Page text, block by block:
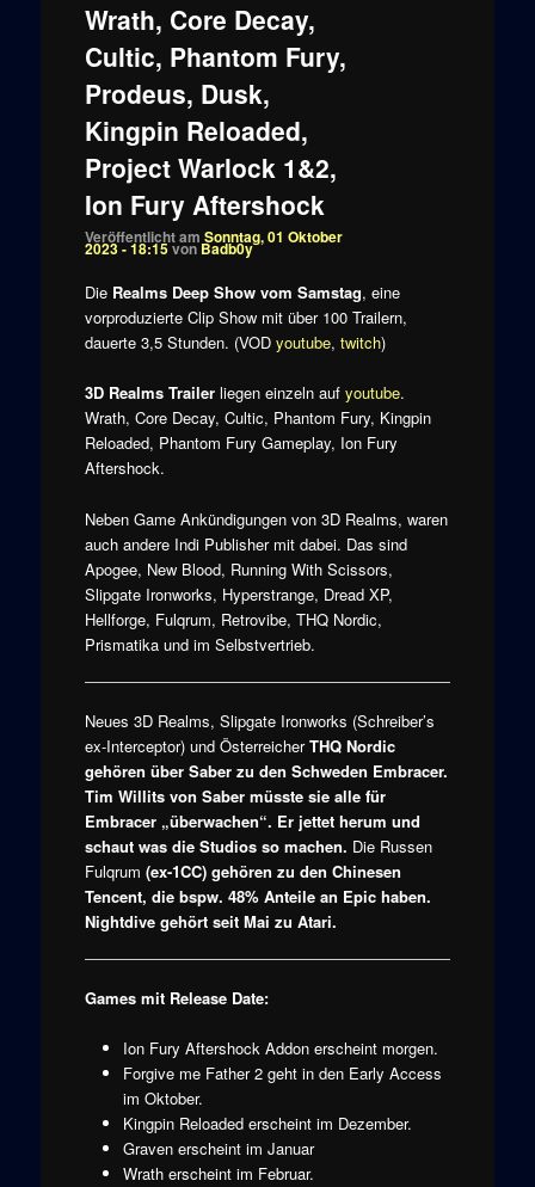
Wrath, Core Decay,
Cultic, Phantom Fury,
Prodeus, Dusk,
Kingpin Reloaded,
Project Warlock 1&2,
Ion Fury Aftershock
Veröffentlicht am Sonntag, 01 Oktober
2023 - 18:15vonBadb0y
Die Realms Deep Show vom Samstag, eine
vorproduzierte Clip Show mit über 100 Trailern,
dauerte 3,5 Stunden. (VOD youtube, twitch)
3D Realms Trailerliegen einzeln auf youtube.
Wrath, Core Decay, Cultic, Phantom Fury, Kingpin
Reloaded, Phantom Fury Gameplay, Ion Fury
Aftershock.
Neben Game Ankündigungen von 3D Realms, waren
auch andere Indi Publisher mit dabei. Das sind
Apogee, New Blood, Running With Scissors,
Slipgate Ironworks, Hyperstrange, Dread XP,
Hellforge, Fulqrum, Retrovibe, THQ Nordic,
Prismatika und im Selbstvertrieb.
Neues 3D Realms, Slipgate Ironworks (Schreiber’s
ex-Interceptor) und ÖsterreicherTHQ Nordic
gehören über Saber zu den Schweden Embracer.
Tim Willits von Saber müsste sie alle für
Embracer „überwachen“. Er jettet herum und
schaut was die Studios so machen. Die Russen
Fulqrum (ex-1CC) gehören zu den Chinesen
Tencent, die bspw. 48% Anteile an Epic haben.
Nightdive gehört seit Mai zu Atari.
Games mit Release Date:
Ion Fury Aftershock Addon erscheint morgen.
Forgive me Father 2 geht in den Early Access
im Oktober.
Kingpin Reloaded erscheint im Dezember.
Graven erscheint im Januar
Wrath erscheint im Februar.